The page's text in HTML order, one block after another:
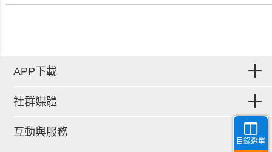
目錄選單
APP下載
社群媒體
互動與服務